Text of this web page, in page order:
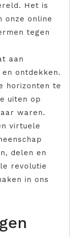
Het is
onze online
tegen
aan
ontdekken.
horizonten te
uiten op
waren.
virtuele
delen en
revolutie
in ons